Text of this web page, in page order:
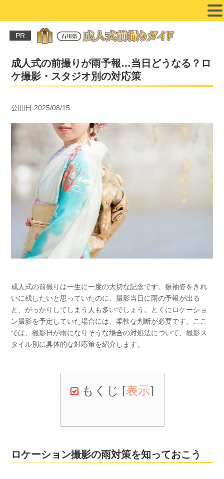
PR
成人式の前撮りが雨予報…当日どうなる？ロ
ケ撮影・スタジオ別の対応策
公開日:2025/08/15
成人式の前撮りは一生に一度の大切な記念です。振袖姿をきれ
いに残したいと思っていたのに、撮影当日に雨の予報が出る
と、がっかりしてしまう人も多いでしょう。とくにロケーショ
ン撮影を予定していた場合には、柔軟な判断が必要です。ここ
では、撮影日が雨になりそうな場合の対処法について、撮影ス
タイル別に具体的な対応策を紹介します。
もくじ [表示]
ロケーション撮影の雨対策を知っておこう